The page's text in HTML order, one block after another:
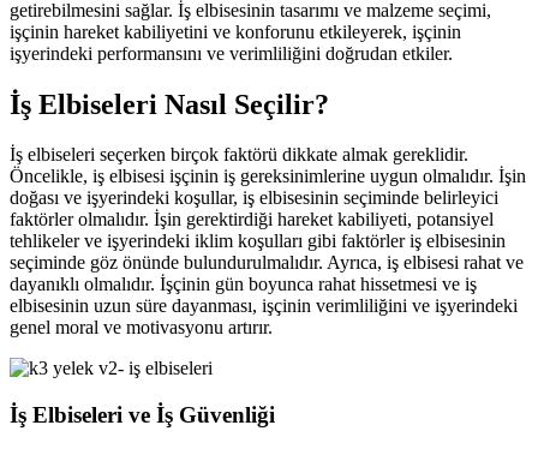
getirebilmesini sağlar. İş elbisesinin tasarımı ve malzeme seçimi,
işçinin hareket kabiliyetini ve konforunu etkileyerek, işçinin
işyerindeki performansını ve verimliliğini doğrudan etkiler.
İş Elbiseleri Nasıl Seçilir?
İş elbiseleri seçerken birçok faktörü dikkate almak gereklidir.
Öncelikle, iş elbisesi işçinin iş gereksinimlerine uygun olmalıdır. İşin
doğası ve işyerindeki koşullar, iş elbisesinin seçiminde belirleyici
faktörler olmalıdır. İşin gerektirdiği hareket kabiliyeti, potansiyel
tehlikeler ve işyerindeki iklim koşulları gibi faktörler iş elbisesinin
seçiminde göz önünde bulundurulmalıdır. Ayrıca, iş elbisesi rahat ve
dayanıklı olmalıdır. İşçinin gün boyunca rahat hissetmesi ve iş
elbisesinin uzun süre dayanması, işçinin verimliliğini ve işyerindeki
genel moral ve motivasyonu artırır.
İş Elbiseleri ve İş Güvenliği